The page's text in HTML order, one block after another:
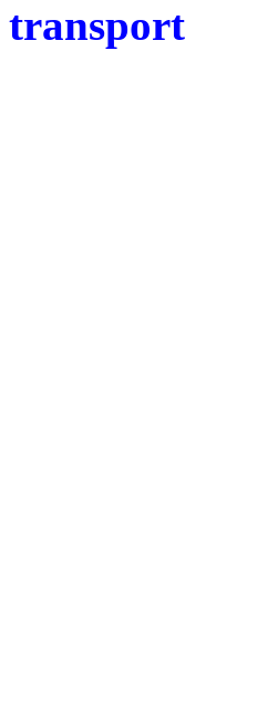
transport